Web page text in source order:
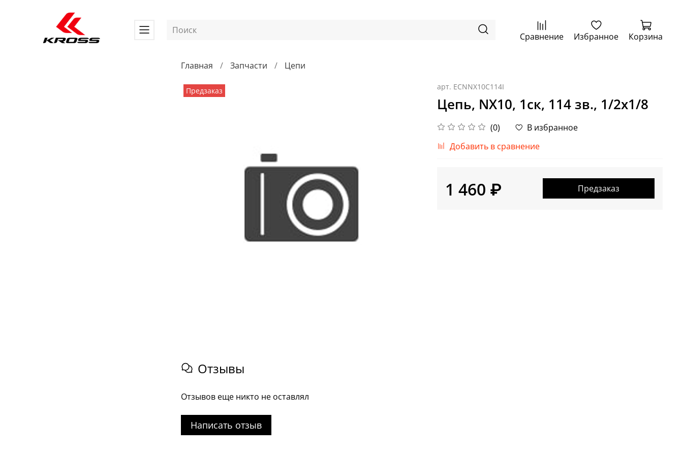
Сравнение Избранное Корзина
Главная Запчасти Цепи
Предзаказ арт. ECNNX10C114I
Цепь, NX10, 1ск, 114 зв., 1/2x1/8
(0)
В избранное
Добавить в сравнение
1 460 ₽ Предзаказ
Отзывы
Отзывов еще никто не оставлял
Написать отзыв